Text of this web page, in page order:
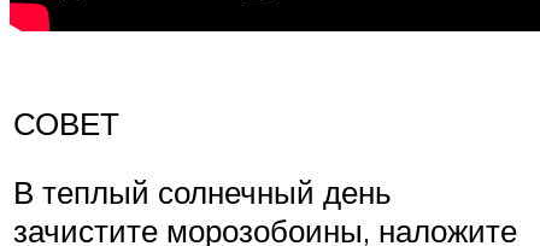
СОВЕТ
В теплый солнечный день
зачистите морозобоины, наложите